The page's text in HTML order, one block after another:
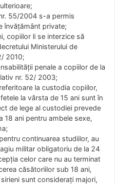
55/2004 s-a permis
învățământ private;
copiilor li se interzice să
Ministerului de
2010;
penale a copiilor de la
nr. 52/ 2003;
la custodia copiilor,
la vârsta de 15 ani sunt în
de lege al custodiei prevede
18 ani pentru ambele sexe,
continuarea studiilor, au
militar obligatoriu de la 24
celor care nu au terminat
căsătoriilor sub 18 ani,
sunt considerați majori,